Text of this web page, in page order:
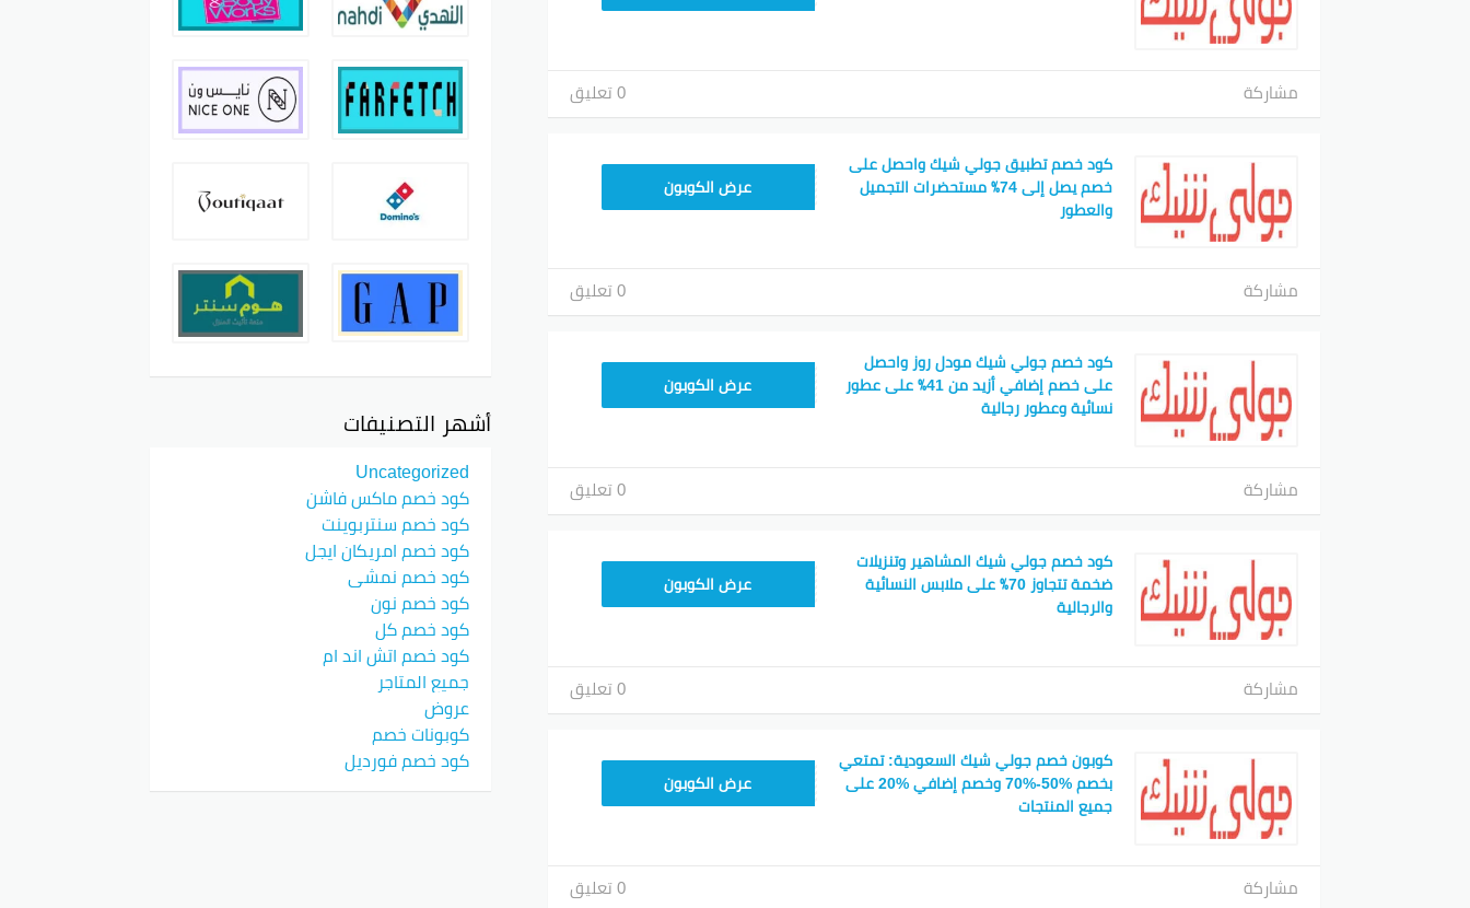
مشاركة 0 تعليق
كود خصم تطبيق جولي شيك واحصل على
خصم يصل إلى 74٪ مستحضرات التجميل
والعطور
JLC32عرض الكوبون
مشاركة 0 تعليق
كود خصم جولي شيك مودل روز واحصل
على خصم إضافي أزيد من 41٪ على عطور
نسائية وعطور رجالية
CPJ15عرض الكوبون
مشاركة 0 تعليق
كود خصم جولي شيك المشاهير وتنزيلات
ضخمة تتجاوز 70٪ على ملابس النسائية
والرجالية
JLC32عرض الكوبون
مشاركة 0 تعليق
كوبون خصم جولي شيك السعودية: تمتعي
بخصم %50-%70 وخصم إضافي %20 على
جميع المنتجات
CPJ15عرض الكوبون
مشاركة 0 تعليق
أشهر التصنيفات
Uncategorized
كود خصم ماكس فاشن
كود خصم سنتربوينت
كود خصم امريكان ايجل
كود خصم نمشي
كود خصم نون
كود خصم كل
كود خصم اتش اند ام
جميع المتاجر
عروض
كوبونات خصم
كود خصم فورديل